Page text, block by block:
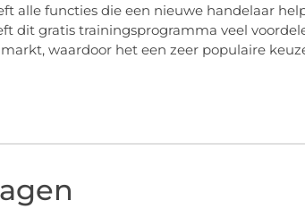
alle functies die een nieuwe handelaar
dit gratis trainingsprogramma veel
waardoor het een zeer populaire